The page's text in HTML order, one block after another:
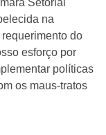
Setorial
na
do
esforço por
políticas
os maus-tratos